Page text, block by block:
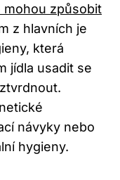
mohou způsobit
z hlavních je
která
jídla usadit se
návyky nebo
hygieny.